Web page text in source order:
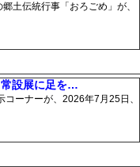
土伝統行事「おろごめ」が、
設展に足を…
ーナーが、2026年7月25日、